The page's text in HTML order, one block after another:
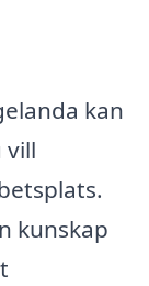
kan
vill
kunskap